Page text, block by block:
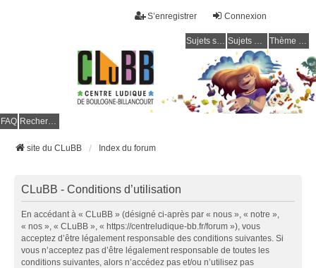
Connexion
S’enregistrer
Sujets sans réponse Sujets actifs Thème clair / foncé
FAQ Rechercher
site du CLuBB Index du forum
CLuBB - Conditions d’utilisation
En accédant à « CLuBB » (désigné ci-après par « nous », « notre »,
« nos », « CLuBB », « https://centreludique-bb.fr/forum »), vous
acceptez d’être légalement responsable des conditions suivantes. Si
vous n’acceptez pas d’être légalement responsable de toutes les
conditions suivantes, alors n’accédez pas et/ou n’utilisez pas